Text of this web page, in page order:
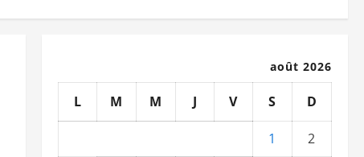
août 2026
L M M J V S D
1
2